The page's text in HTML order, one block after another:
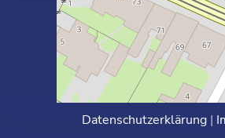
Datenschutzerklärung|